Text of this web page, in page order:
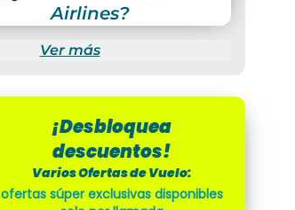
Airlines?
Ver más
¡Desbloquea
descuentos!
Varios Ofertas de Vuelo:
ofertas súper exclusivas disponibles